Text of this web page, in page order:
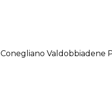
Conegliano Valdobbiadene